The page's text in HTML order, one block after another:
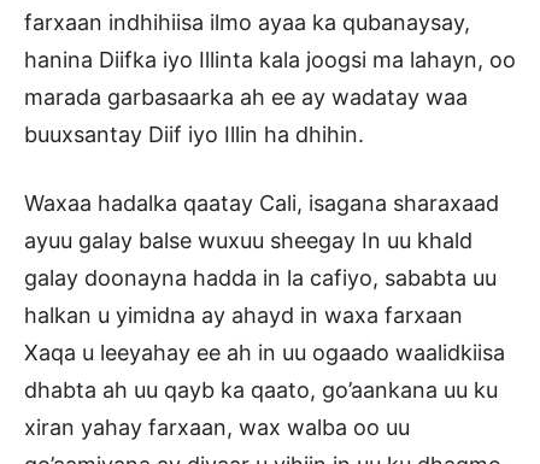
farxaan indhihiisa ilmo ayaa ka qubanaysay,
hanina Diifka iyo Illinta kala joogsi ma lahayn, oo
marada garbasaarka ah ee ay wadatay waa
buuxsantay Diif iyo Illin ha dhihin.
Waxaa hadalka qaatay Cali, isagana sharaxaad
ayuu galay balse wuxuu sheegay In uu khald
galay doonayna hadda in la cafiyo, sababta uu
halkan u yimidna ay ahayd in waxa farxaan
Xaqa u leeyahay ee ah in uu ogaado waalidkiisa
dhabta ah uu qayb ka qaato, go’aankana uu ku
xiran yahay farxaan, wax walba oo uu